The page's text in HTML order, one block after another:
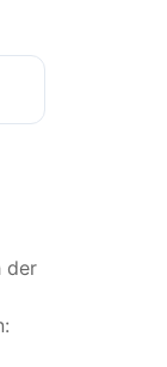
der